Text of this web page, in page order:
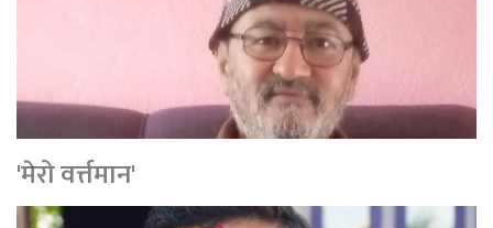
'मेरो वर्त्तमान'